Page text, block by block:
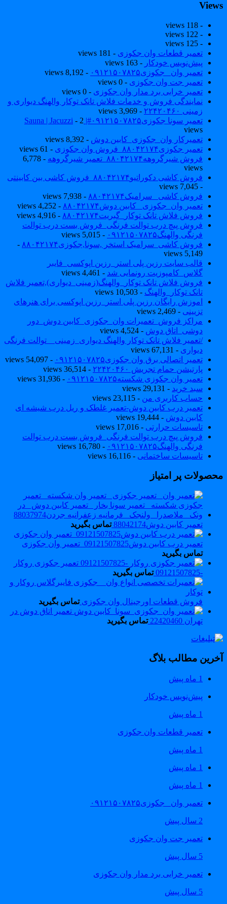
- 118 views
- 122 views
- 125 views
تعمیر قطعات وان جکوزی - 181 views
پیش‌نویس خودکار- 163 views
تعمیر وان _جکوزی۰۹۱۲۱۵۰۷۸۲۵
- 8,192 views
تعمیر جت وان جکوزی - 0 views
تعمیر خرابی برد مدار وان جکوزی - 0 views
نمایندگی فروش و خدمات فلاش تانک توکار والهنگ دیواری و
زمینی ۲۲۴۲۰۴۶۰
- 3,969 views
تعمیر سونا جکوزی۰۹۱۲۱۵۰۷۸۲۵#| Sauna | Jacuzzi
- 2
views
تعمیرکار وان_جکوزی_کابین دوش- 8,392 views
تعمیر جکوزی۸۸۰۴۲۱۷۴_فروش وان جکوزی
- 61 views
فروش شیرگروهه۸۸۰۴۲۱۷۴_تعمیر شیرگروهه
- 6,778
views
فروش کاشی دکوراتیو۸۸۰۴۲۱۷۴_فروش کاشی بین کابینتی
فروش کاشی _سرامیک۸۸۰۴۲۱۷۴
- 7,938 views
تعمیر وان_جکوزی_ کابین دوش۸۸۰۴۲۱۷۴
- 4,252 views
فروش فلاش تانک توکار_گبریت۸۸۰۴۲۱۷۴
- 4,916 views
فروش پیچ درب توالت فرنگی_فروش بست درب توالت
فرنگی والهنگ۰۹۱۲۱۵۰۷۸۲۵
- 5,015 views
فروش کاشی_سرامیک استخر ,سونا,جکوزی۸۸۰۴۲۱۷۴
-
5,149 views
قالب سایت رزین پلی استر_رزین اپوکسی_فایبر
گلاس_کامپوزیت رونمایی شد- 4,461 views
فروش فلاش تانک توکار_والهنگ(زمینی_دیواری),تعمیر فلاش
تانک توکار_والهنگ- 10,503 views
اموزش رایگان رزین پلی استر_رزین اپوکسی برای هنرهای
تزیینی- 2,469 views
مراکز فروش_تعمیرات وان_جکوزی_کابین دوش_دور
دوشی_اتاق دوش- 4,524 views
/تعمیر فلاش تانک توکار والهنگ دیواری_زمینی _ توالت فرنگی
دیواری - 67,131 views
تعمیر اتصالی برق وان جکوزی۰۹۱۲۱۵۰۷۸۲۵
- 54,097 views
پارتیشن حمام تجریش ۲۲۴۲۰۴۶۰
- 36,514 views
تعمیر وان جکوزی شکسته۰۹۱۲۱۵۰۷۸۲۵
- 31,936 views
سبد خرید - 29,131 views
حساب کاربری من- 23,115 views
تعمیر درب کابین دوش-تعمیر غلطک و ریل درب شیشه ای
کابین دوش- 19,444 views
تاسیسات حرارتی- 17,016 views
فروش پیچ درب توالت فرنگی_فروش بست درب توالت
فرنگی والهنگ۰۹۱۲۱۵۰۷۸۲۵
- 16,780 views
تاسیسات ساختمانی- 16,116 views
پر امتیاز
تعمیر کابین دوش88042174 تماس بگیرید
تعمیر درب کابین دوش09121507825_تعمیر وان جکوزی
تماس بگیرید
تعمیر جکوزی روکار
تماس بگیرید
فروش قطعات اورجینال وان جکوزی تماس بگیرید
تعمیر اتاق دوش در
تهران 22420460
تماس بگیرید
مطالب بلاگ
1 ماه پیش
پیش‌نویس خودکار
تعمیر قطعات وان جکوزی
1 ماه پیش
1 ماه پیش
تعمیر وان _جکوزی۰۹۱۲۱۵۰۷۸۲۵
تعمیر جت وان جکوزی
تعمیر خرابی برد مدار وان جکوزی